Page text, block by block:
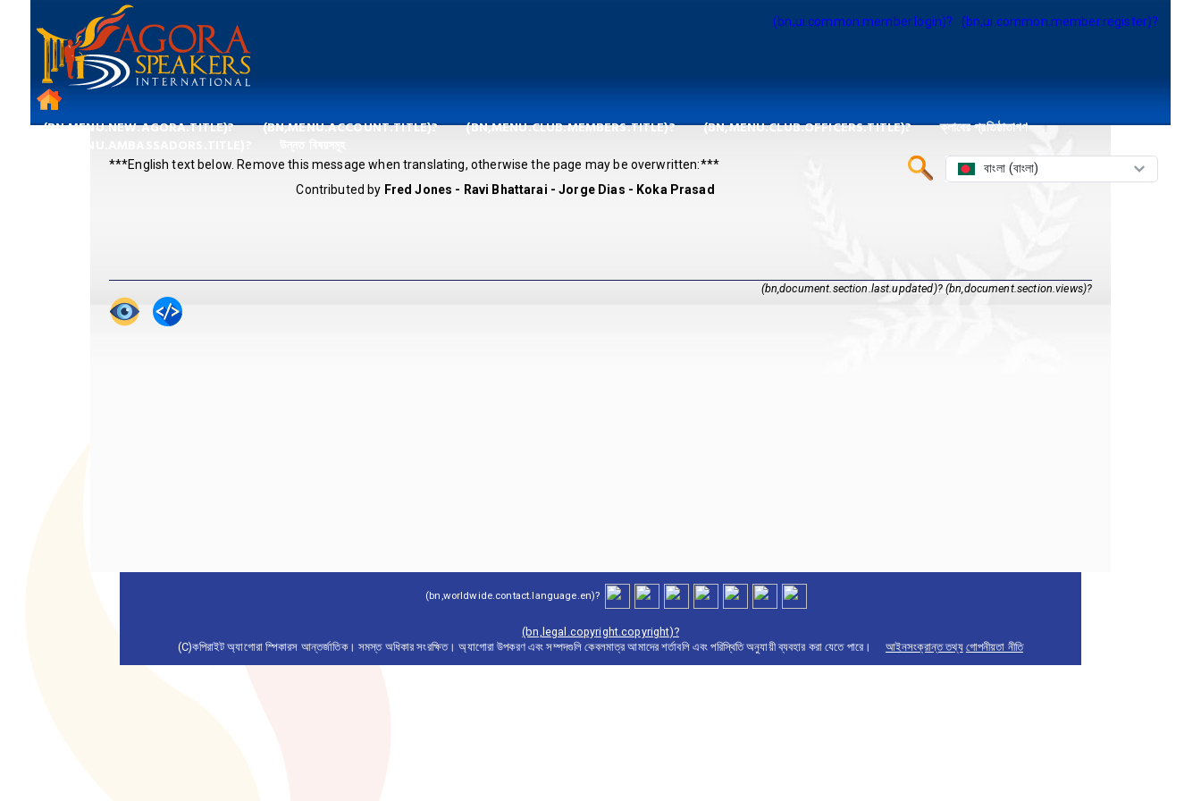
(bn,ui.common.member.login)? (bn,ui.common.member.register)?
(BN,MENU.NEW.AGORA.TITLE)? (BN,MENU.ACCOUNT.TITLE)? (BN,MENU.CLUB.MEMBERS.TITLE)? (BN,MENU.CLUB.OFFICERS.TITLE)?
ক্লাবের প্রতিষ্ঠাতাগণ
বাংলা (বাংলা)
***English text below. Remove this message when translating, otherwise the page may be overwritten:***
Contributed by Fred Jones - Ravi Bhattarai - Jorge Dias - Koka Prasad
(bn,document.section.last.updated)? (bn,document.section.views)?
(bn,worldwide.contact.language.en)?
(bn,legal.copyright.copyright)?
(C)কপিরাইট অ্যাগোরা স্পিকারস আন্তর্জাতিক। সমস্ত অধিকার সংরক্ষিত। অ্যাগোরা উপকরণ এবং সম্পদগুলি কেবলমাত্র আমাদের শর্তাবলি এবং পরিস্থিতি অনুযায়ী ব্যবহার করা যেতে পারে।
আইনসংক্রান্ত তথ্য গোপনীয়তা নীতি